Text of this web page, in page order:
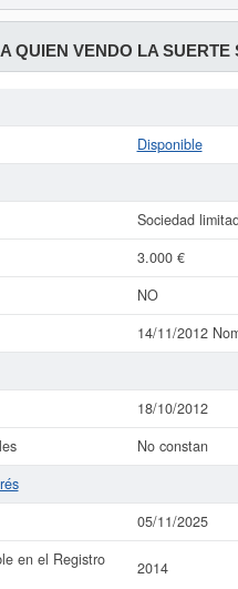
A QUIEN VENDO LA SUERTE
Disponible
Sociedad
3.000 €
NO
14/11/2012
18/10/2012
No constan
05/11/2025
en el Registro
2014